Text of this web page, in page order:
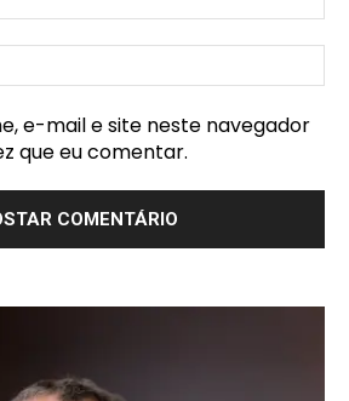
e-mail e site neste navegador
que eu comentar.